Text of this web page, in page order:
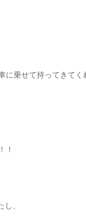
に乗せて持ってきて
！
、